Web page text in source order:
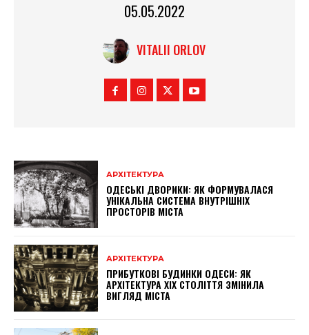
05.05.2022
VITALII ORLOV
АРХІТЕКТУРА
ОДЕСЬКІ ДВОРИКИ: ЯК ФОРМУВАЛАСЯ
УНІКАЛЬНА СИСТЕМА ВНУТРІШНІХ
ПРОСТОРІВ МІСТА
АРХІТЕКТУРА
ПРИБУТКОВІ БУДИНКИ ОДЕСИ: ЯК
АРХІТЕКТУРА XIX СТОЛІТТЯ ЗМІНИЛА
ВИГЛЯД МІСТА